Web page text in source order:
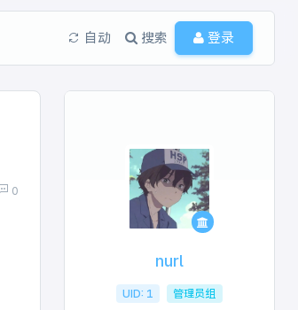
自动 搜索 登录
0
nurl
UID: 1 管理员组